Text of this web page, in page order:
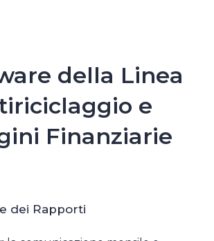
della Linea
e
Finanziarie
dei Rapporti